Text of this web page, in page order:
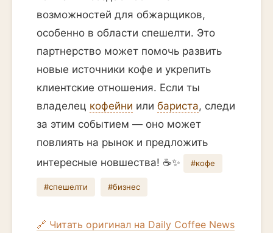
возможностей для обжарщиков,
особенно в области спешелти. Это
партнерство может помочь развить
новые источники кофе и укрепить
клиентские отношения. Если ты
владелец кофейни или бариста, следи
за этим событием — оно может
повлиять на рынок и предложить
интересные новшества! ☕️✨
#кофе
#спешелти #бизнес
🔗 Читать оригинал на Daily Coffee News